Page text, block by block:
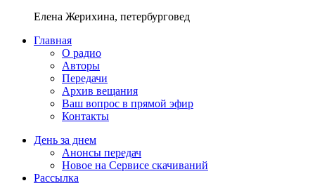
Елена Жерихина, петербурговед
Главная
О радио
Авторы
Передачи
Архив вещания
Ваш вопрос в прямой эфир
Контакты
День за днем
Анонсы передач
Новое на Сервисе скачиваний
Рассылка